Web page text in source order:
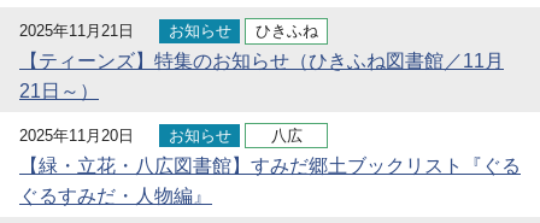
2025年11月21日 お知らせ ひきふね
【ティーンズ】特集のお知らせ（ひきふね図書館／11月
21日～）
2025年11月20日 お知らせ 八広
【緑・立花・八広図書館】すみだ郷土ブックリスト『ぐる
ぐるすみだ・人物編』